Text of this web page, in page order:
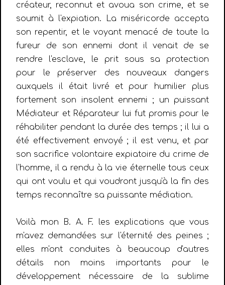
créateur, reconnut et avoua son crime, et se
soumit à l'expiation. La miséricorde accepta
son repentir, et le voyant menacé de toute la
fureur de son ennemi dont il venait de se
rendre l'esclave, le prit sous sa protection
pour le préserver des nouveaux dangers
auxquels il était livré et pour humilier plus
fortement son insolent ennemi ; un puissant
Médiateur et Réparateur lui fut promis pour le
réhabiliter pendant la durée des temps ; il lui a
été effectivement envoyé ; il est venu, et par
son sacrifice volontaire expiatoire du crime de
l'homme, il a rendu à la vie éternelle tous ceux
qui ont voulu et qui voudront jusqu'à la fin des
temps reconnaître sa puissante médiation.
Voilà mon B. A. F. les explications que vous
m'avez demandées sur l'éternité des peines ;
elles m'ont conduites à beaucoup d'autres
détails non moins importants pour le
développement nécessaire de la sublime